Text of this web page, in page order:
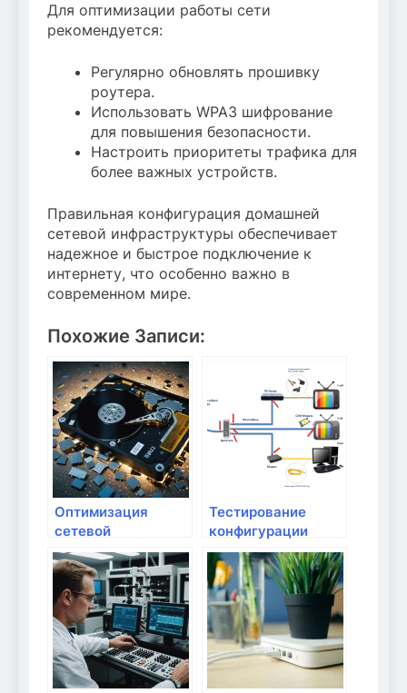
Для оптимизации работы сети
рекомендуется:
Регулярно обновлять прошивку
роутера.
Использовать WPA3 шифрование
для повышения безопасности.
Настроить приоритеты трафика для
более важных устройств.
Правильная конфигурация домашней
сетевой инфраструктуры обеспечивает
надежное и быстрое подключение к
интернету, что особенно важно в
современном мире.
Похожие Записи:
Оптимизация
сетевой
инфраструктуры
для бизнеса
Тестирование
конфигурации
маршрутизатора:
что проверить?